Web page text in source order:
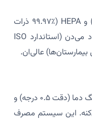
فیلترهای G4 (۹۰٪ ذرات ۵-۱۰ میکرون) و HEPA (۹۹.۹۷٪ ذرات
۰.۳ میکرون) کیفیت هوا رو ۳۰٪ بهبود می‌دن (استاندارد ISO
سیستم IoT فرااکسیژن امکان مانیتورینگ دما (دقت ۰.۵ درجه) و
می‌کنه. این سیستم مصرف